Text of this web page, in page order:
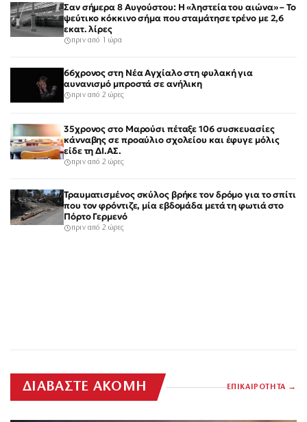
Σαν σήμερα 8 Αυγούστου: Η «ληστεία του αιώνα» – Το
ψεύτικο κόκκινο σήμα που σταμάτησε τρένο με 2,6
εκατ. λίρες
πριν από 1 ώρα
66χρονος στη Νέα Αγχίαλο στη φυλακή για
αυνανισμό μπροστά σε ανήλικη
πριν από 2 ώρες
35χρονος στο Μαρούσι πέταξε 106 συσκευασίες
κάνναβης σε προαύλιο σχολείου και έφυγε μόλις
είδε τη ΔΙ.ΑΣ.
πριν από 2 ώρες
Τραυματισμένος σκύλος βρήκε τον δρόμο για το σπίτι
που τον φρόντιζε, μία εβδομάδα μετά τη φωτιά στο
Πόρτο Γερμενό
πριν από 2 ώρες
ΔΙΑΒΑΣΤΕ ΑΚΟΜΗ ΕΠΙΚΑΙΡΟΤΗΤΑ